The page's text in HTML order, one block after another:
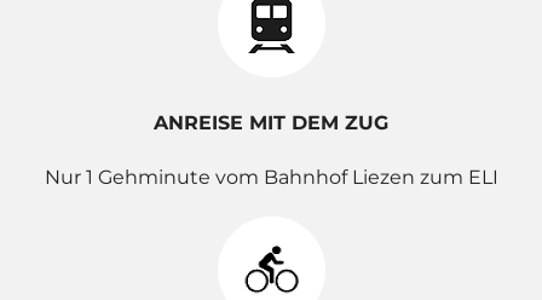
ANREISE MIT DEM ZUG
Nur 1 Gehminute vom Bahnhof Liezen zum ELI